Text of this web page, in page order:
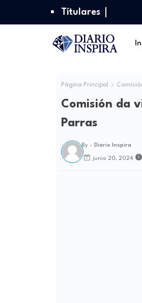
Títulares
Página Principal
Comisión da
Parras
By - Diario Inspira
junio 20, 2024